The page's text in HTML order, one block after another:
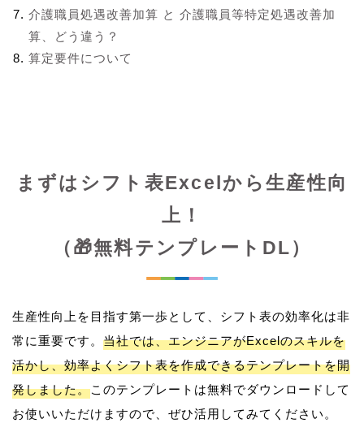
介護職員処遇改善加算 と 介護職員等特定処遇改善加
算、どう違う？
算定要件について
まずはシフト表Excelから生産性向
上！
（🎁無料テンプレートDL）
生産性向上を目指す第一歩として、シフト表の効率化は非
常に重要です。 当社では、エンジニアがExcelのスキルを
活かし、効率よくシフト表を作成できるテンプレートを開
発しました。このテンプレートは無料でダウンロードして
お使いいただけますので、ぜひ活用してみてください。